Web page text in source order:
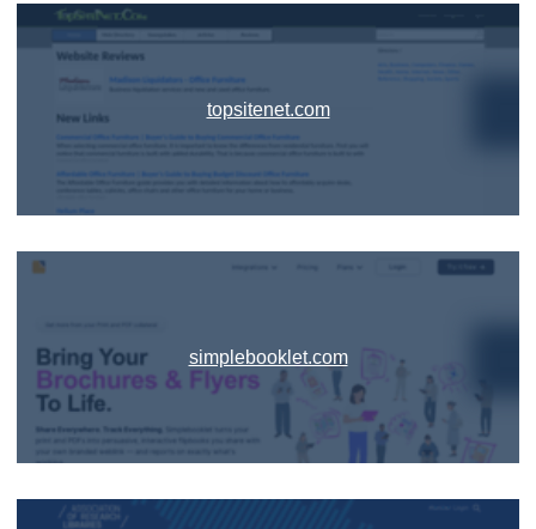
topsitenet.com
simplebooklet.com